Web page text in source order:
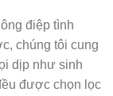
điệp tình
chúng tôi cung
dịp như sinh
được chọn lọc